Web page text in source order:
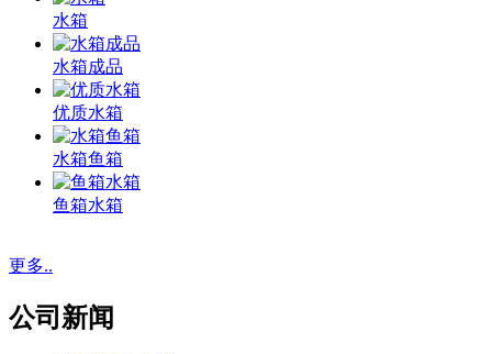
水箱
水箱成品
优质水箱
水箱鱼箱
鱼箱水箱
更多..
公司新闻